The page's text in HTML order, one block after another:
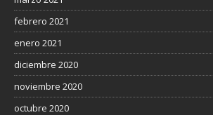
febrero 2021
enero 2021
diciembre 2020
noviembre 2020
octubre 2020